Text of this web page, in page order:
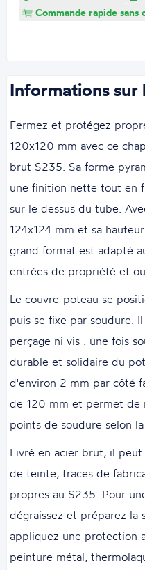
Commande rapide sans
Informations sur
Fermez et protégez
120x120 mm avec ce
brut S235. Sa forme
une finition nette tout en
sur le dessus du tube.
124x124 mm et sa
grand format est adapté
entrées de propriété et
Le couvre-poteau se
puis se fixe par soudure.
perçage ni vis : une fois
durable et solidaire du
d'environ 2 mm par côté
de 120 mm et permet de
points de soudure selon
Livré en acier brut, il
de teinte, traces de
propres au S235. Pour
dégraissez et préparez la
appliquez une protection
peinture métal,